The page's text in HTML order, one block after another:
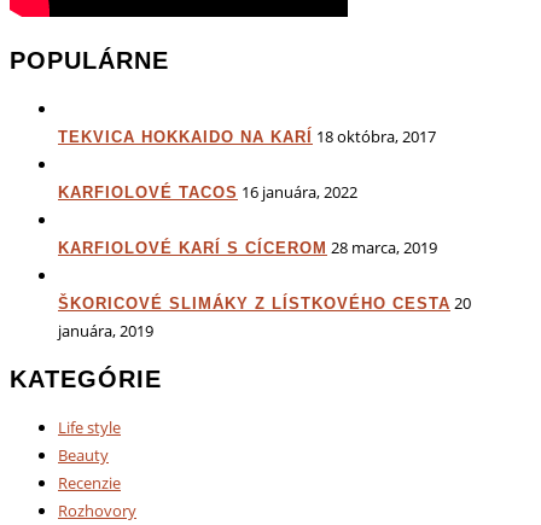
POPULÁRNE
TEKVICA HOKKAIDO NA KARÍ 18 októbra, 2017
KARFIOLOVÉ TACOS 16 januára, 2022
KARFIOLOVÉ KARÍ S CÍCEROM 28 marca, 2019
ŠKORICOVÉ SLIMÁKY Z LÍSTKOVÉHO CESTA 20
januára, 2019
KATEGÓRIE
Life style
Beauty
Recenzie
Rozhovory